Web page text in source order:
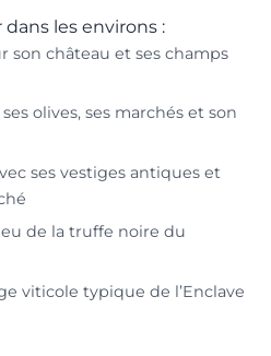
dans les environs :
son château et ses champs
olives, ses marchés et son
ses vestiges antiques et
de la truffe noire du
viticole typique de l’Enclave